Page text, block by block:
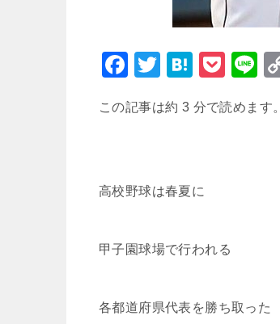
F
c
o
k
T
tt
H
e
P
c
Li
e
この記事は約 3 分で読めます。
高校野球は春夏に
甲子園球場で行われる
各都道府県代表を勝ち取った